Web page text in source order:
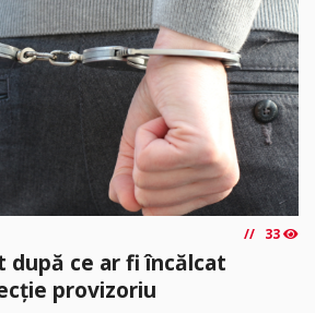
33
după ce ar fi încălcat
provizoriu